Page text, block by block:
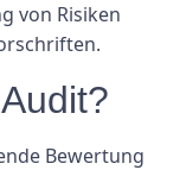
von Risiken
Bewertung